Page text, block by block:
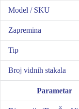
Model / SKU
Zapremina
Tip
Broj vidnih stakala
Parametar